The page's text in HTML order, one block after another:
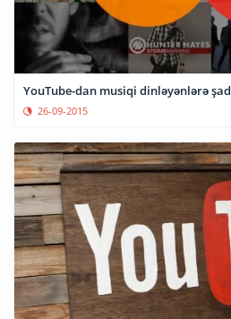
YouTube-dan musiqi dinləyənlərə
26-09-2015